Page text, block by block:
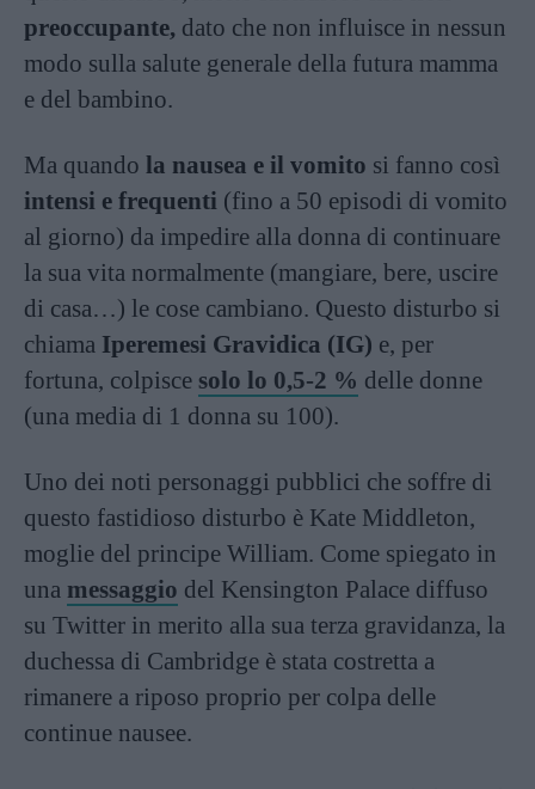
preoccupante, dato che non influisce in nessun
modo sulla salute generale della futura mamma
e del bambino.
Ma quando la nausea e il vomito si fanno così
intensi e frequenti (fino a 50 episodi di vomito
al giorno) da impedire alla donna di continuare
la sua vita normalmente (mangiare, bere, uscire
di casa…) le cose cambiano. Questo disturbo si
chiama Iperemesi Gravidica (IG) e, per
fortuna, colpisce solo lo 0,5-2 % delle donne
(una media di 1 donna su 100).
Uno dei noti personaggi pubblici che soffre di
questo fastidioso disturbo è Kate Middleton,
moglie del principe William. Come spiegato in
una messaggio del Kensington Palace diffuso
su Twitter in merito alla sua terza gravidanza, la
duchessa di Cambridge è stata costretta a
rimanere a riposo proprio per colpa delle
continue nausee.